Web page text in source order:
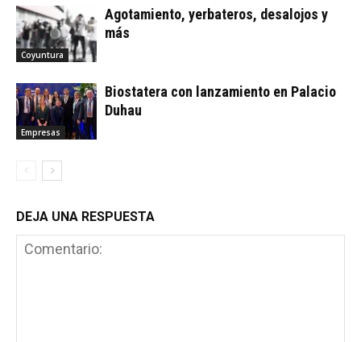
Coyuntura
Agotamiento, yerbateros, desalojos y
más
Empresas
Biostatera con lanzamiento en Palacio
Duhau
DEJA UNA RESPUESTA